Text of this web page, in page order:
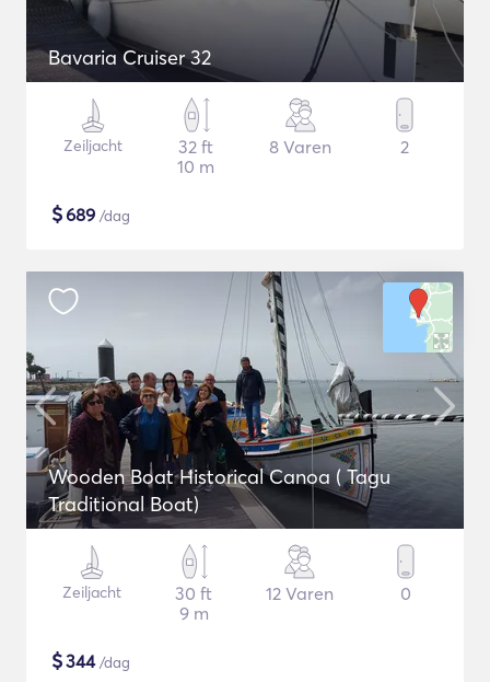
Bavaria Cruiser 32
Zeiljacht
32 ft
10 m
8 Varen 2
$689 /dag
Wooden Boat Historical Canoa ( Tagu
Traditional Boat)
Zeiljacht
30 ft
9 m
12 Varen 0
$344/dag